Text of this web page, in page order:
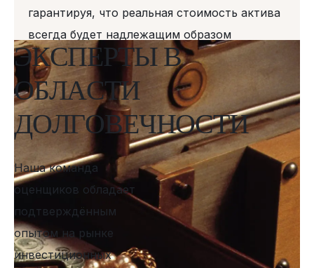
гарантируя, что реальная стоимость актива
всегда будет надлежащим образом
документирована перед третьими
сторонами.
ЭКСПЕРТЫВ
ОБЛАСТИ
ДОЛГОВЕЧНОСТИ
Наша команда
оценщиков обладает
подтверждённым
опытом на рынке
инвестиционных